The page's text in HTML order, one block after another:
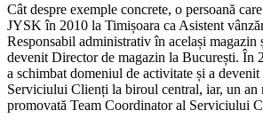
Cât despre exemple concrete, o persoană
JYSK în 2010 la Timișoara ca Asistent
Responsabil administrativ în același magazin
devenit Director de magazin la București. În
a schimbat domeniul de activitate și a devenit
Serviciului Clienți la biroul central, iar, un an
promovată Team Coordinator al Serviciului